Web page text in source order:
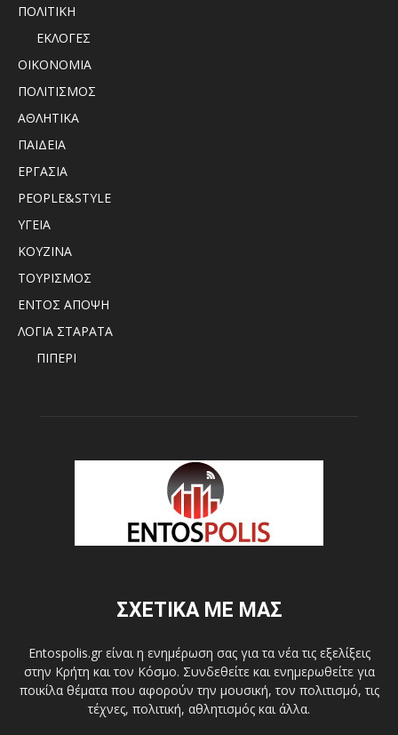
ΠΟΛΙΤΙΚΗ
ΕΚΛΟΓΕΣ
ΟΙΚΟΝΟΜΙΑ
ΠΟΛΙΤΙΣΜΟΣ
ΑΘΛΗΤΙΚΑ
ΠΑΙΔΕΙΑ
ΕΡΓΑΣΙΑ
PEOPLE&STYLE
ΥΓΕΙΑ
ΚΟΥΖΙΝΑ
ΤΟΥΡΙΣΜΟΣ
ΕΝΤΟΣ ΑΠΟΨΗ
ΛΟΓΙΑ ΣΤΑΡΑΤΑ
ΠΙΠΕΡΙ
ΣΧΕΤΙΚΑ ΜΕ ΜΑΣ
Entospolis.gr είναι η ενημέρωση σας για τα νέα τις εξελίξεις
στην Κρήτη και τον Κόσμο. Συνδεθείτε και ενημερωθείτε για
ποικίλα θέματα που αφορούν την μουσική, τον πολιτισμό, τις
τέχνες, πολιτική, αθλητισμός και άλλα.